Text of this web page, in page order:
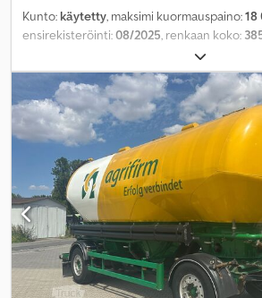
Kunto: käytetty, maksimi kuormauspaino:18
ensirekisteröinti:08/2025, renkaan koko: